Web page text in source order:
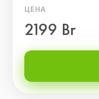
ЦЕНА
2199 Br